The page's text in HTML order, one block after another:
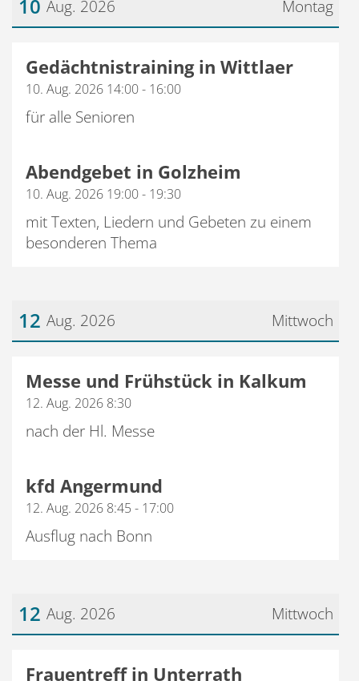
Montag
10 Aug. 2026
Gedächtnistraining in Wittlaer
10. Aug. 2026 14:00 - 16:00
für alle Senioren
Abendgebet in Golzheim
10. Aug. 2026 19:00 - 19:30
mit Texten, Liedern und Gebeten zu einem
besonderen Thema
Mittwoch
12 Aug. 2026
Messe und Frühstück in Kalkum
12. Aug. 2026 8:30
nach der Hl. Messe
kfd Angermund
12. Aug. 2026 8:45 - 17:00
Ausflug nach Bonn
Mittwoch
12 Aug. 2026
Frauentreff in Unterrath